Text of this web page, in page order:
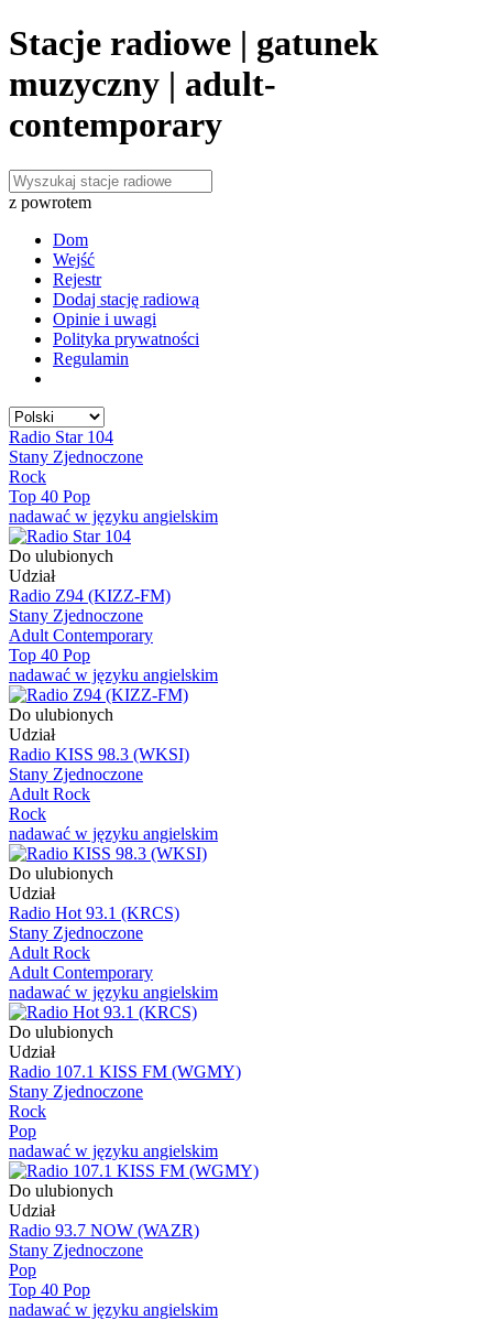
Stacje radiowe | gatunek
muzyczny | adult-
contemporary
z powrotem
Dom
Wejść
Rejestr
Dodaj stację radiową
Opinie i uwagi
Polityka prywatności
Regulamin
Radio Star 104
Stany Zjednoczone
Rock
Top 40 Pop
nadawać w języku angielskim
Do ulubionych
Udział
Radio Z94 (KIZZ-FM)
Stany Zjednoczone
Adult Contemporary
Top 40 Pop
nadawać w języku angielskim
Do ulubionych
Udział
Radio KISS 98.3 (WKSI)
Stany Zjednoczone
Adult Rock
Rock
nadawać w języku angielskim
Do ulubionych
Udział
Radio Hot 93.1 (KRCS)
Stany Zjednoczone
Adult Rock
Adult Contemporary
nadawać w języku angielskim
Do ulubionych
Udział
Radio 107.1 KISS FM (WGMY)
Stany Zjednoczone
Rock
Pop
nadawać w języku angielskim
Do ulubionych
Udział
Radio 93.7 NOW (WAZR)
Stany Zjednoczone
Pop
Top 40 Pop
nadawać w języku angielskim